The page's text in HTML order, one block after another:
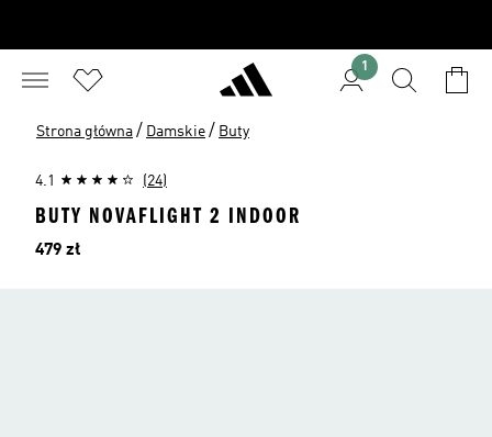
1
Strona główna / Damskie / Buty
4.1 (24)
BUTY NOVAFLIGHT 2 INDOOR
Cena
479 zł